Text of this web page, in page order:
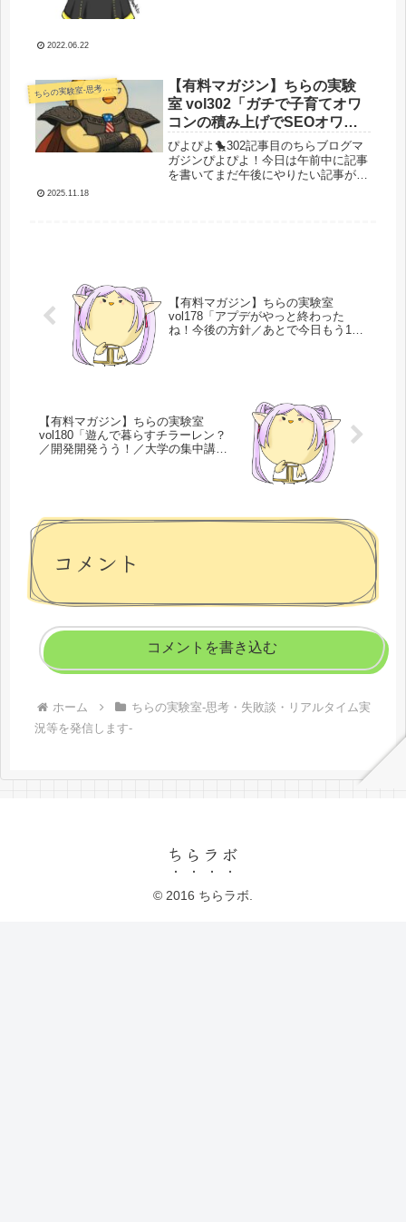
2022.06.22
ちらの実験室-思考・失敗談・リアルタイム実況等を発信します-
【有料マガジン】ちらの実験
室 vol302「ガチで子育てオワ
コンの積み上げでSEOオワコ
ンになっている件について」
ぴよぴよ🐤302記事目のちらブログマ
ガジンぴよぴよ！今日は午前中に記事
を書いてまだ午後にやりたい記事があ
2025.11.18
【有料マガジン】ちらの実験室
vol178「アプデがやっと終わった
ね！今後の方針／あとで今日もう1記
【有料マガジン】ちらの実験室
vol180「遊んで暮らすチラーレン？
／開発開発うう！／大学の集中講義
コメント
コメントを書き込む
ホーム
ちらの実験室-思考・失敗談・リアルタイム実
況等を発信します-
ちらラボ
© 2016 ちらラボ.